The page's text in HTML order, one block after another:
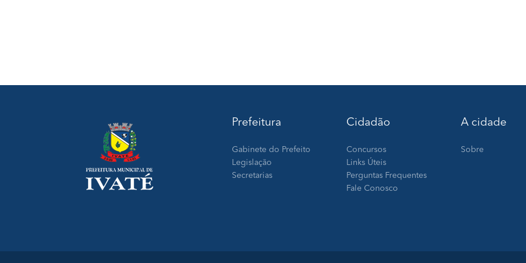
Prefeitura
Gabinete do Prefeito
Legislação
Secretarias
Cidadão
Concursos
Links Úteis
Perguntas Frequentes
Fale Conosco
A cidade
Sobre